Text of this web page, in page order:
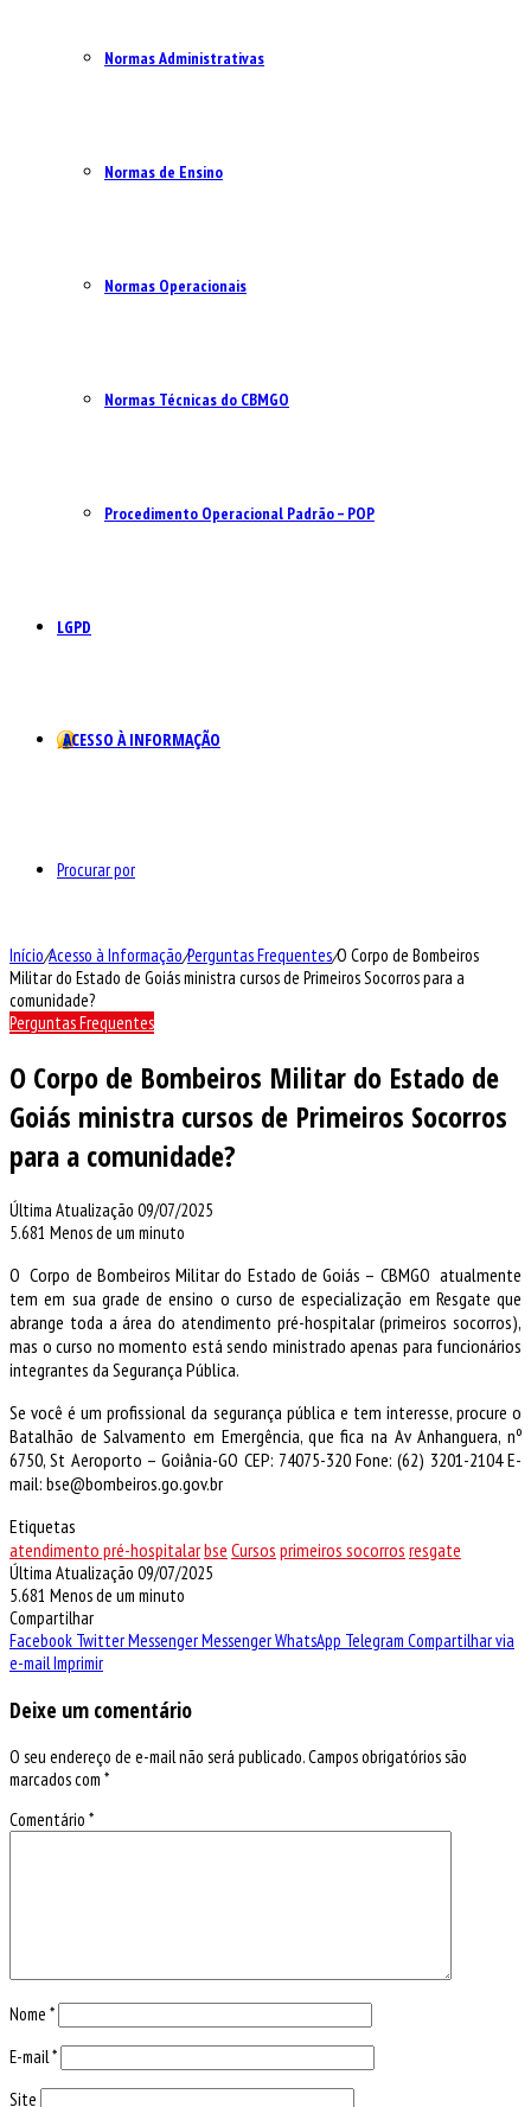
Normas Administrativas
Normas de Ensino
Normas Operacionais
Normas Técnicas do CBMGO
Procedimento Operacional Padrão – POP
LGPD
ACESSO À INFORMAÇÃO
Procurar por
Início/Acesso à Informação/Perguntas Frequentes/O Corpo de Bombeiros
Militar do Estado de Goiás ministra cursos de Primeiros Socorros para a
comunidade?
Perguntas Frequentes
O Corpo de Bombeiros Militar do Estado de
Goiás ministra cursos de Primeiros Socorros
para a comunidade?
Última Atualização 09/07/2025
5.681 Menos de um minuto
O Corpo de Bombeiros Militar do Estado de Goiás – CBMGO atualmente
tem em sua grade de ensino o curso de especialização em Resgate que
abrange toda a área do atendimento pré-hospitalar (primeiros socorros),
mas o curso no momento está sendo ministrado apenas para funcionários
integrantes da Segurança Pública.
Se você é um profissional da segurança pública e tem interesse, procure o
Batalhão de Salvamento em Emergência, que fica na Av Anhanguera, nº
6750, St Aeroporto – Goiânia-GO CEP: 74075-320 Fone: (62) 3201-2104 E-
mail: bse@bombeiros.go.gov.br
Etiquetas
atendimento pré-hospitalarbse Cursos primeiros socorros resgate
Última Atualização 09/07/2025
5.681 Menos de um minuto
Compartilhar
Facebook TwitterMessengerMessengerWhatsApp Telegram Compartilhar via
e-mailImprimir
Deixe um comentário
O seu endereço de e-mail não será publicado.Campos obrigatórios são
marcados com *
Comentário *
Nome *
E-mail*
Site